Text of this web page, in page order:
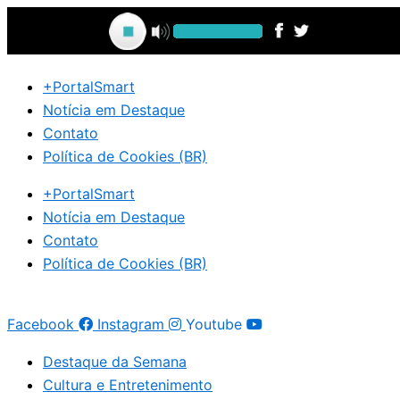
Ir
o
conteúdo+PortalSmart
Notícia em Destaque
Contato
Política de Cookies (BR)
+PortalSmart
Notícia em Destaque
Contato
Política de Cookies (BR)
Facebook Instagram Youtube
Destaque da Semana
Cultura e Entretenimento